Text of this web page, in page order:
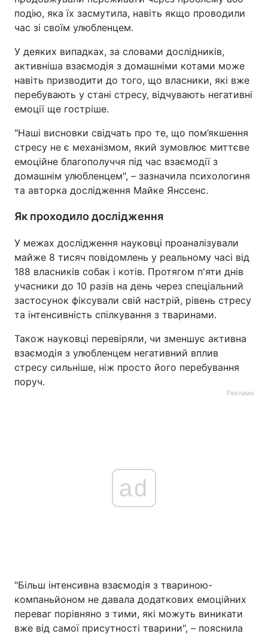
подію, яка їх засмутила, навіть якщо проводили
час зі своїм улюбленцем.
У деяких випадках, за словами дослідників,
активніша взаємодія з домашніми котами може
навіть призводити до того, що власники, які вже
перебувають у стані стресу, відчувають негативні
емоції ще гостріше.
"Наші висновки свідчать про те, що пом’якшення
стресу не є механізмом, який зумовлює миттєве
емоційне благополуччя під час взаємодії з
домашнім улюбленцем", – зазначила психологиня
та авторка дослідження Майке Янссенс.
Як проходило дослідження
У межах дослідження науковці проаналізували
майже 8 тисяч повідомлень у реальному часі від
188 власників собак і котів. Протягом п'яти днів
учасники до 10 разів на день через спеціальний
застосунок фіксували свій настрій, рівень стресу
та інтенсивність спілкування з тваринами.
Також науковці перевіряли, чи зменшує активна
взаємодія з улюбленцем негативний вплив
стресу сильніше, ніж просто його перебування
поруч.
Реклама
ad
"Більш інтенсивна взаємодія з твариною-
компаньйоном не давала додаткових емоційних
переваг порівняно з тими, які можуть виникати
вже від самої присутності тварини", – пояснила